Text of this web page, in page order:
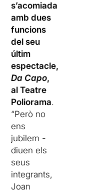
s’acomiada
amb dues
funcions
del seu
últim
espectacle,
Da Capo,
al Teatre
Poliorama.
“Però no
ens
jubilem -
diuen els
seus
integrants,
Joan